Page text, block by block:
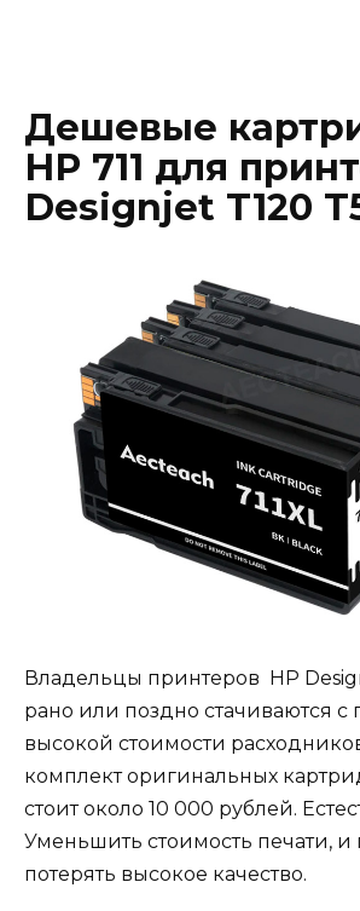
Дешевые
HP 711 для
Designjet T120
Владельцы принтеров HP
рано или поздно стачиваются с
высокой стоимости
комплект оригинальных
стоит около 10 000 рублей.
Уменьшить стоимость печати, и
потерять высокое качество.